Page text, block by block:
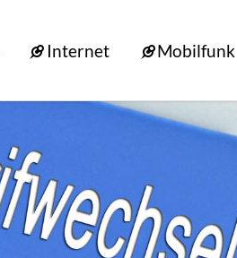
Internet Mobilfunk